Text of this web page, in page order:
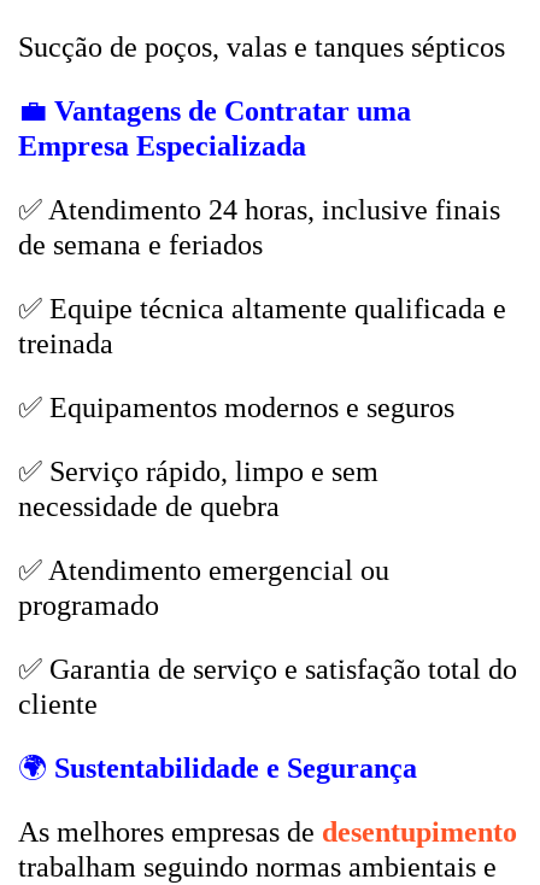
Sucção de poços, valas e tanques sépticos
💼 Vantagens de Contratar uma
Empresa Especializada
✅ Atendimento 24 horas, inclusive finais
de semana e feriados
✅ Equipe técnica altamente qualificada e
treinada
✅ Equipamentos modernos e seguros
✅ Serviço rápido, limpo e sem
necessidade de quebra
✅ Atendimento emergencial ou
programado
✅ Garantia de serviço e satisfação total do
cliente
🌍 Sustentabilidade e Segurança
As melhores empresas de desentupimento
trabalham seguindo normas ambientais e